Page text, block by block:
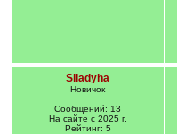
Siladyha
Новичок
Сообщений: 13
На сайте с 2025 г.
Рейтинг: 5